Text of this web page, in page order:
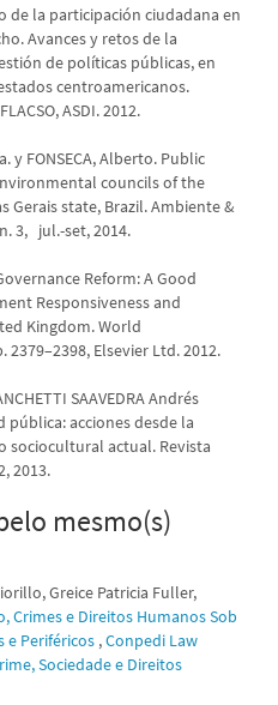
de la participación ciudadana en
Avances y retos de la
de políticas públicas, en
centroamericanos.
ASDI. 2012.
y FONSECA, Alberto. Public
councils of the
Gerais state, Brazil. Ambiente &
3, jul.-set, 2014.
Reform: A Good
Responsiveness and
Kingdom. World
Elsevier Ltd. 2012.
SAAVEDRA Andrés
pública: acciones desde la
sociocultural actual. Revista
2013.
mesmo(s)
Greice Patricia Fuller,
Crimes e Direitos Humanos Sob
e Periféricos ,Conpedi Law
Sociedade e Direitos